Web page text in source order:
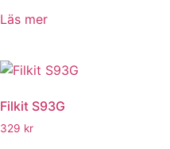
Läs mer
Filkit S93G
329 kr